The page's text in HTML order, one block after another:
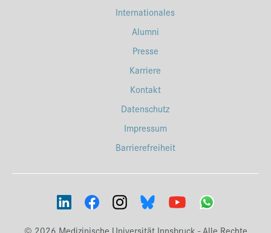
Internationales
Alumni
Presse
Karriere
Kontakt
Datenschutz
Impressum
Barrierefreiheit